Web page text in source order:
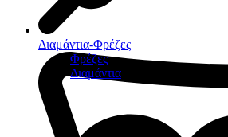
Διαμάντια-Φρέζες
Φρέζες
Διαμάντια